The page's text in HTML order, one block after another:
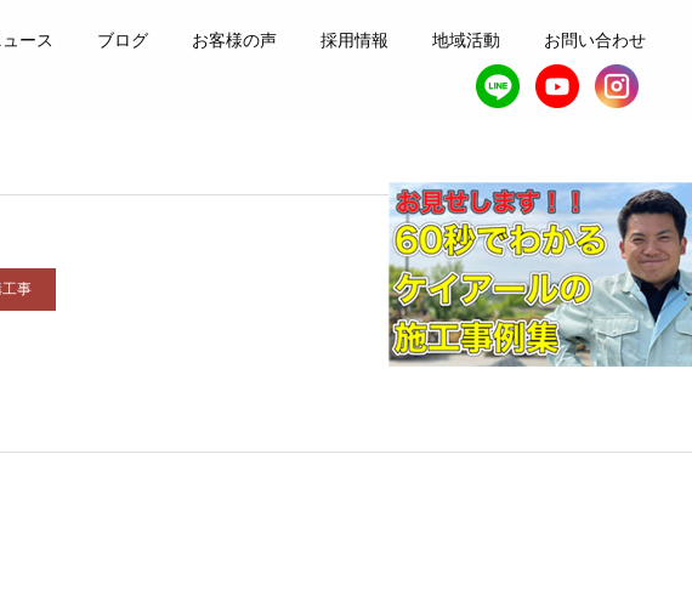
ース ブログ お客様の声 採用情報 地域活動 お問い合わせ
事